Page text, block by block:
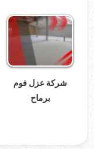
شركة عزل فوم
برماح